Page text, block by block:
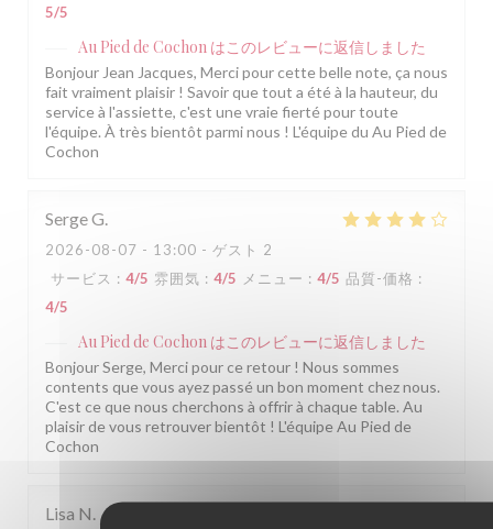
5/5
Au Pied de Cochon はこのレビューに返信しました
Bonjour Jean Jacques, Merci pour cette belle note, ça nous
fait vraiment plaisir ! Savoir que tout a été à la hauteur, du
service à l'assiette, c'est une vraie fierté pour toute
l'équipe. À très bientôt parmi nous ! L'équipe du Au Pied de
Cochon
SergeG
2026-08-07 - 13:00 - ゲスト 2
サービス : 4/5 雰囲気 : 4/5 メニュー : 4/5 品質-価格 :
4/5
Au Pied de Cochon はこのレビューに返信しました
Bonjour Serge, Merci pour ce retour ! Nous sommes
contents que vous ayez passé un bon moment chez nous.
C'est ce que nous cherchons à offrir à chaque table. Au
plaisir de vous retrouver bientôt ! L'équipe Au Pied de
Cochon
Lisa N